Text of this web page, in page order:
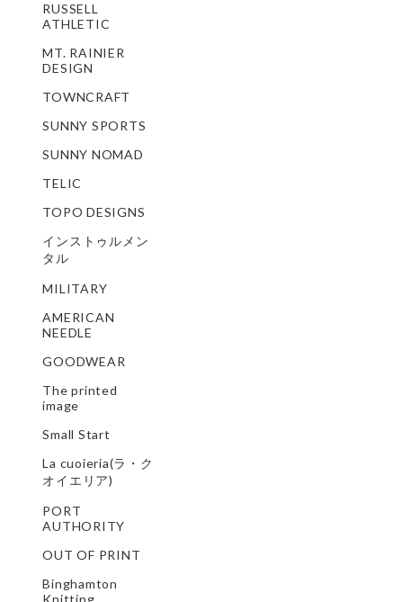
RUSSELL
ATHLETIC
MT. RAINIER
DESIGN
TOWNCRAFT
SUNNY SPORTS
SUNNY NOMAD
TELIC
TOPO DESIGNS
インストゥルメン
タル
MILITARY
AMERICAN
NEEDLE
GOODWEAR
The printed
image
Small Start
La cuoieria(ラ・ク
オイエリア)
PORT
AUTHORITY
OUT OF PRINT
Binghamton
Knitting